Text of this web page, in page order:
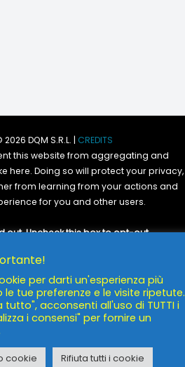
2026 DQM S.R.L. | CREDITS
this website from aggregating and
here. Doing so will protect your privacy,
from learning from your actions and
for you and other users.
out. Uncheck this box to opt-out.
BYDQM S.R.L.
per darti un'esperienza più
tue preferenze e le visite ripetute.
acconsenti all'uso di TUTTI i
i consensi" per fornire un
cookie Rifiuta tutti i cookie